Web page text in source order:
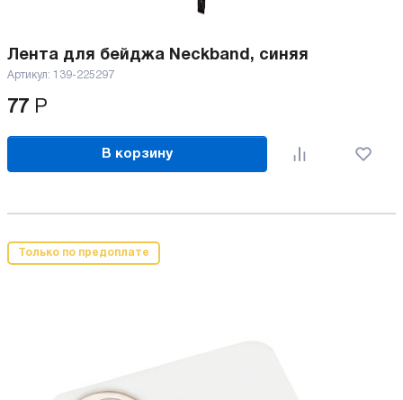
Лента для бейджа Neckband, синяя
Артикул: 139-225297
77 Р
В корзину
Только по предоплате